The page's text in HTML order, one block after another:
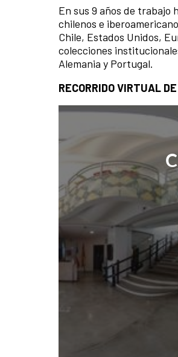
En sus 9 años de
chilenos e
Chile, Estados Unidos,
colecciones
Alemania y Portugal.
RECORRIDO VIRTUAL